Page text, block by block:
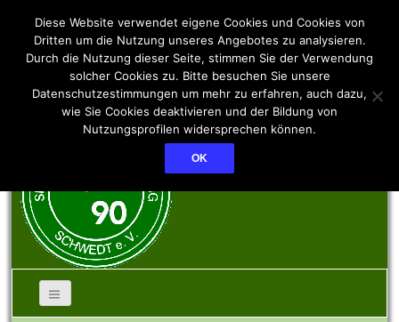
SSV PCK 90 Schwedt
e.V.
Diese Website verwendet eigene Cookies und Cookies von
Dritten um die Nutzung unseres Angebotes zu analysieren.
Durch die Nutzung dieser Seite, stimmen Sie der Verwendung
solcher Cookies zu. Bitte besuchen Sie unsere
Datenschutzestimmungen um mehr zu erfahren, auch dazu,
wie Sie Cookies deaktivieren und der Bildung von
Nutzungsprofilen widersprechen können.
OK